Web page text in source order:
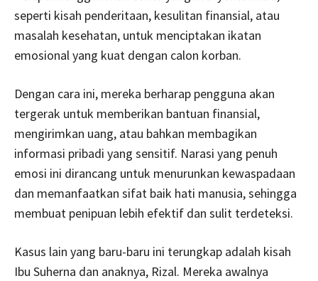
seperti kisah penderitaan, kesulitan finansial, atau
masalah kesehatan, untuk menciptakan ikatan
emosional yang kuat dengan calon korban.
Dengan cara ini, mereka berharap pengguna akan
tergerak untuk memberikan bantuan finansial,
mengirimkan uang, atau bahkan membagikan
informasi pribadi yang sensitif. Narasi yang penuh
emosi ini dirancang untuk menurunkan kewaspadaan
dan memanfaatkan sifat baik hati manusia, sehingga
membuat penipuan lebih efektif dan sulit terdeteksi.
Kasus lain yang baru-baru ini terungkap adalah kisah
Ibu Suherna dan anaknya, Rizal. Mereka awalnya